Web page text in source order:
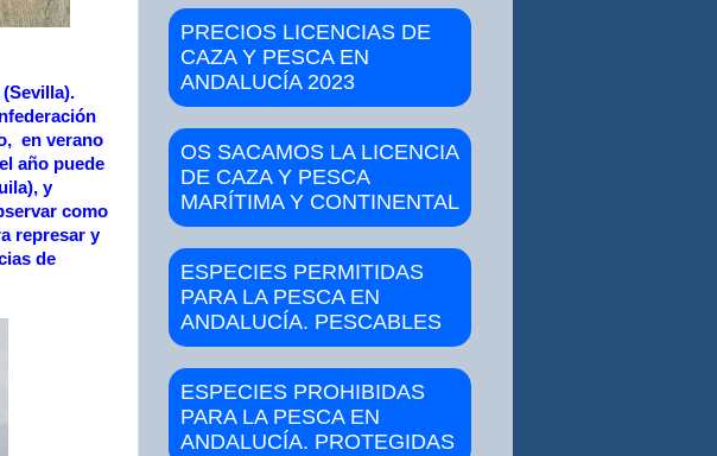
en verano
año puede
y
como
represar y
de
PRECIOS LICENCIAS DE
CAZA Y PESCA EN
ANDALUCÍA 2023
OS SACAMOS LA LICENCIA
DE CAZA Y PESCA
MARÍTIMA Y CONTINENTAL
ESPECIES PERMITIDAS
PARA LA PESCA EN
ANDALUCÍA. PESCABLES
ESPECIES PROHIBIDAS
PARA LA PESCA EN
ANDALUCÍA. PROTEGIDAS